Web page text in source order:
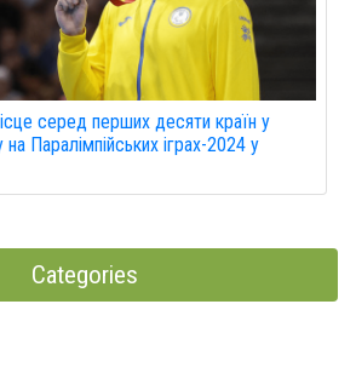
серед перших десяти країн у
Паралімпійських іграх-2024 у
Categories